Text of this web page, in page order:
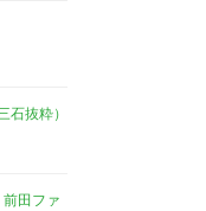
石抜粋）
田ファ